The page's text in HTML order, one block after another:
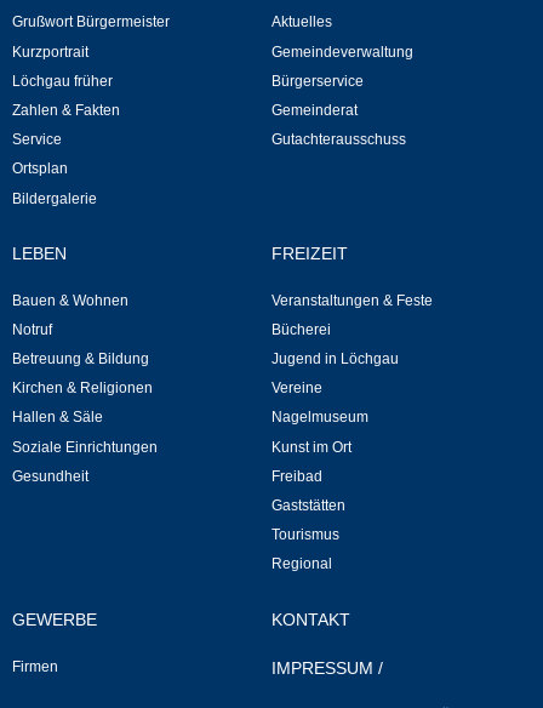
Vereine
Kunst- und Kulturkreis
Grußwort Bürgermeister
Kurzportrait
Löchgau früher
Zahlen & Fakten
Service
Ortsplan
Bildergalerie
Aktuelles
Gemeindeverwaltung
Bürgerservice
Gemeinderat
Gutachterausschuss
LEBEN
Bauen & Wohnen
Notruf
Betreuung & Bildung
Kirchen & Religionen
Hallen & Säle
Soziale Einrichtungen
Gesundheit
FREIZEIT
Veranstaltungen & Feste
Bücherei
Jugend in Löchgau
Vereine
Nagelmuseum
Kunst im Ort
Freibad
Gaststätten
Tourismus
Regional
GEWERBE
Firmen
KONTAKT
IMPRESSUM /